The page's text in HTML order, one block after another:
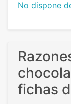
No dispone
fichas